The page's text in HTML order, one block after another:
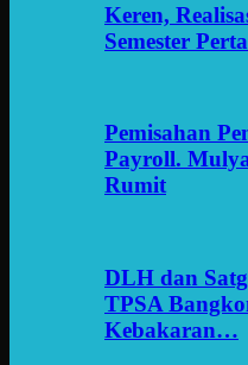
Keren,
Semester
Pemisahan
Payroll.
Rumit
DLH dan
TPSA
Kebakaran…